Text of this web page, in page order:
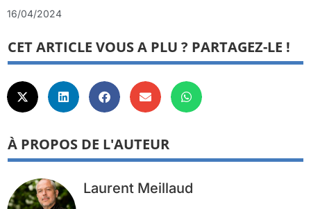
16/04/2024
CET ARTICLE VOUS A PLU ? PARTAGEZ-LE !
À PROPOS DE L'AUTEUR
Laurent Meillaud